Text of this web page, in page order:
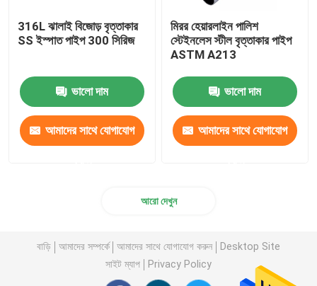
316L ঝালাই বিজোড় বৃত্তাকার
SS ইস্পাত পাইপ 300 সিরিজ
ভালো দাম
আমাদের সাথে যোগাযোগ
মিরর হেয়ারলাইন পালিশ
স্টেইনলেস স্টীল বৃত্তাকার পাইপ
ASTM A213
ভালো দাম
আমাদের সাথে যোগাযোগ
আরো দেখুন
বাড়ি আমাদের সম্পর্কে আমাদের সাথে যোগাযোগ করুন
Desktop Site
সাইট ম্যাপ
Privacy Policy